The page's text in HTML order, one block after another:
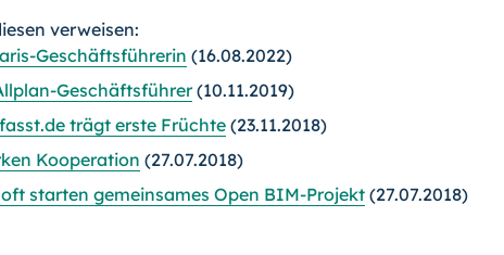
verweisen:
Geschäftsführerin (16.08.2022)
Geschäftsführer(10.11.2019)
trägt erste Früchte(23.11.2018)
Kooperation (27.07.2018)
starten gemeinsames Open BIM-Projekt (27.07.2018)